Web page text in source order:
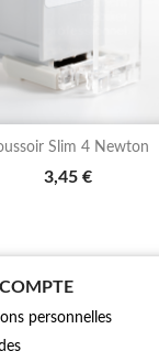
Slim 4 Newton
3,45 €
Aperçu rapide
personnelles